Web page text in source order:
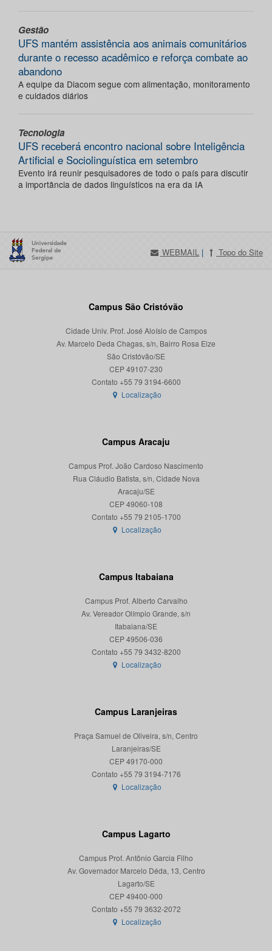
Gestão
UFS mantém assistência aos animais comunitários
durante o recesso acadêmico e reforça combate ao
abandono
A equipe da Diacom segue com alimentação, monitoramento
e cuidados diários
Tecnologia
UFS receberá encontro nacional sobre Inteligência
Artificial e Sociolinguística em setembro
Evento irá reunir pesquisadores de todo o país para discutir
a importância de dados linguísticos na era da IA
WEBMAIL | Topo do Site
Campus São Cristóvão
Cidade Univ. Prof. José Aloísio de Campos
Av. Marcelo Deda Chagas, s/n, Bairro Rosa Elze
São Cristóvão/SE
CEP 49107-230
Localização
Campus Aracaju
Campus Prof. João Cardoso Nascimento
Rua Cláudio Batista, s/n, Cidade Nova
Aracaju/SE
CEP 49060-108
Localização
Campus Itabaiana
Campus Prof. Alberto Carvalho
Av. Vereador Olímpio Grande, s/n
Itabaiana/SE
CEP 49506-036
Localização
Campus Laranjeiras
Praça Samuel de Oliveira, s/n, Centro
Laranjeiras/SE
CEP 49170-000
Localização
Campus Lagarto
Campus Prof. Antônio Garcia Filho
Av. Governador Marcelo Déda, 13, Centro
Lagarto/SE
CEP 49400-000
Localização